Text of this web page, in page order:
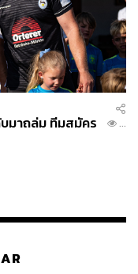
มาถล่ม ทีมสมัคร
...